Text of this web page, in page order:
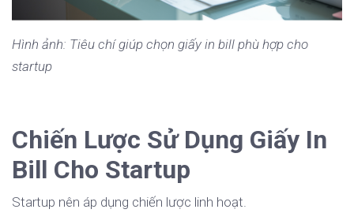
Hình ảnh: Tiêu chí giúp chọn giấy in bill phù hợp cho
startup
Chiến Lược Sử Dụng Giấy In
Bill Cho Startup
Startup nên áp dụng chiến lược linh hoạt.